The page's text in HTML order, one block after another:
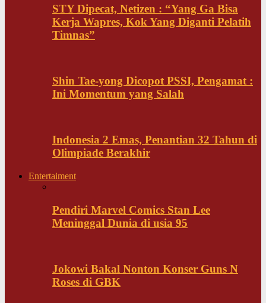
STY Dipecat, Netizen : “Yang Ga Bisa
Kerja Wapres, Kok Yang Diganti Pelatih
Timnas”
Shin Tae-yong Dicopot PSSI, Pengamat :
Ini Momentum yang Salah
Indonesia 2 Emas, Penantian 32 Tahun di
Olimpiade Berakhir
Entertaiment
Pendiri Marvel Comics Stan Lee
Meninggal Dunia di usia 95
Jokowi Bakal Nonton Konser Guns N
Roses di GBK